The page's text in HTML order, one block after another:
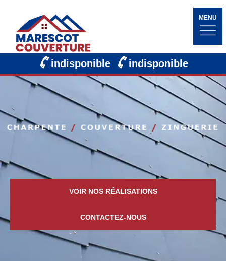
MENU
indisponible indisponible
VOIR NOS RÉALISATIONS
CONTACTEZ-NOUS